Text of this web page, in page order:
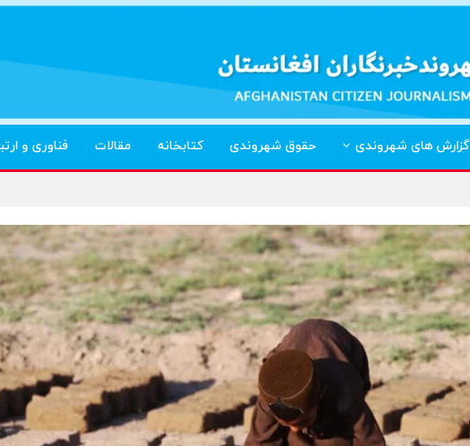
گزارش های شهروندی حقوق شهروندی کتابخانه مقالات فناوری و